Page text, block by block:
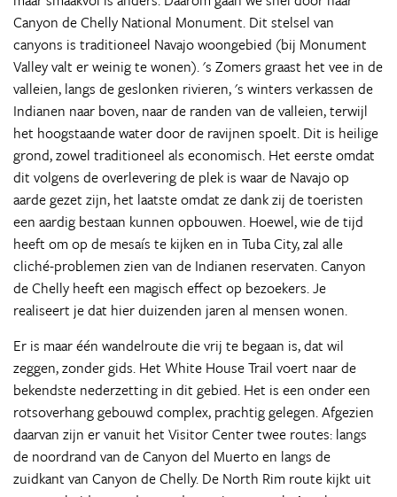
Canyon de Chelly National Monument. Dit stelsel van
canyons is traditioneel Navajo woongebied (bij Monument
Valley valt er weinig te wonen). 's Zomers graast het vee in de
valleien, langs de geslonken rivieren, 's winters verkassen de
Indianen naar boven, naar de randen van de valleien, terwijl
het hoogstaande water door de ravijnen spoelt. Dit is heilige
grond, zowel traditioneel als economisch. Het eerste omdat
dit volgens de overlevering de plek is waar de Navajo op
aarde gezet zijn, het laatste omdat ze dank zij de toeristen
een aardig bestaan kunnen opbouwen. Hoewel, wie de tijd
heeft om op de mesaís te kijken en in Tuba City, zal alle
cliché-problemen zien van de Indianen reservaten. Canyon
de Chelly heeft een magisch effect op bezoekers. Je
realiseert je dat hier duizenden jaren al mensen wonen.
Er is maar één wandelroute die vrij te begaan is, dat wil
zeggen, zonder gids. Het White House Trail voert naar de
bekendste nederzetting in dit gebied. Het is een onder een
rotsoverhang gebouwd complex, prachtig gelegen. Afgezien
daarvan zijn er vanuit het Visitor Center twee routes: langs
de noordrand van de Canyon del Muerto en langs de
zuidkant van Canyon de Chelly. De North Rim route kijkt uit